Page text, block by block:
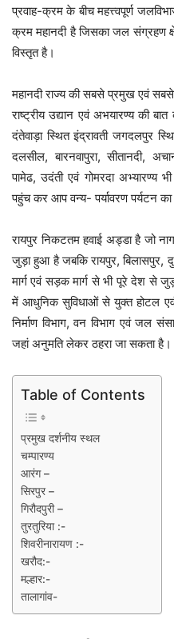
प्रवाह-क्रम के बीच महत्त्वपूर्ण
क्रम महानदी है जिसका जल संग्रहण
विस्तृत है।
महानदी राज्य की सबसे प्रमुख एवं सबसे
राष्ट्रीय उद्यान एवं अभयारण्य की
दंतेवाड़ा स्थित इंद्रावती जगदलपुर
दलसील, बारनवापुरा, सीतानदी,
पामेढ, उदंती एवं गोमरदा अभ्यारण्य
पहुंच कर आप वन्य- पर्यावरण पर्यटन
रायपुर निकटतम हवाई अड्डा है जो
जुड़ा हुआ है जबकि रायपुर, बिलासपुर,
मार्ग एवं सड़क मार्ग से भी पूरे देश से
में आधुनिक सुविधाओं से युक्त होटल
निर्माण विभाग, वन विभाग एवं जल
जहां अनुमति लेकर ठहरा जा सकता है।
Table of Contents
प्रमुख दर्शनीय स्थल
चम्पारण्य
आरंग –
सिरपुर –
गिरौदपुरी –
तुरतुरिया :-
शिवरीनारायण :-
खरौद:-
मल्हार:-
तालागांव-